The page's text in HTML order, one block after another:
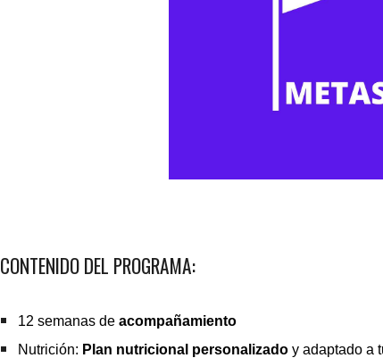
CONTENIDO DEL PROGRAMA:
12 semanasdeacompañamiento
Nutrición: Plan nutricional personalizado y adaptado a